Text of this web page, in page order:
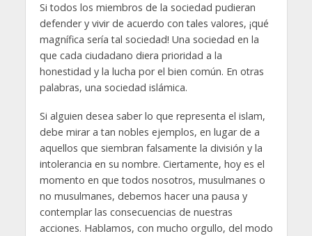
Si todos los miembros de la sociedad pudieran
defender y vivir de acuerdo con tales valores, ¡qué
magnífica sería tal sociedad! Una sociedad en la
que cada ciudadano diera prioridad a la
honestidad y la lucha por el bien común. En otras
palabras, una sociedad islámica.
Si alguien desea saber lo que representa el islam,
debe mirar a tan nobles ejemplos, en lugar de a
aquellos que siembran falsamente la división y la
intolerancia en su nombre. Ciertamente, hoy es el
momento en que todos nosotros, musulmanes o
no musulmanes, debemos hacer una pausa y
contemplar las consecuencias de nuestras
acciones. Hablamos, con mucho orgullo, del modo